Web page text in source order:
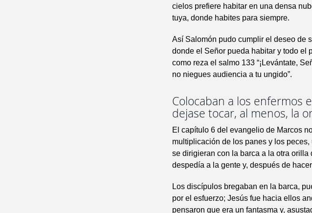
cielos prefiere habitar en una densa
tuya, donde habites para siempre.
Así Salomón pudo cumplir el deseo de
donde el Señor pueda habitar y todo el
como reza el salmo 133 “¡Levántate,
no niegues audiencia a tu ungido”.
Colocaban a los enfermos
dejase tocar, al menos, la
El capítulo 6 del evangelio de Marcos
multiplicación de los panes y los
se dirigieran con la barca a la otra orilla
despedía a la gente y, después de
Los discípulos bregaban en la barca,
por el esfuerzo; Jesús fue hacia ellos
pensaron que era un fantasma y,